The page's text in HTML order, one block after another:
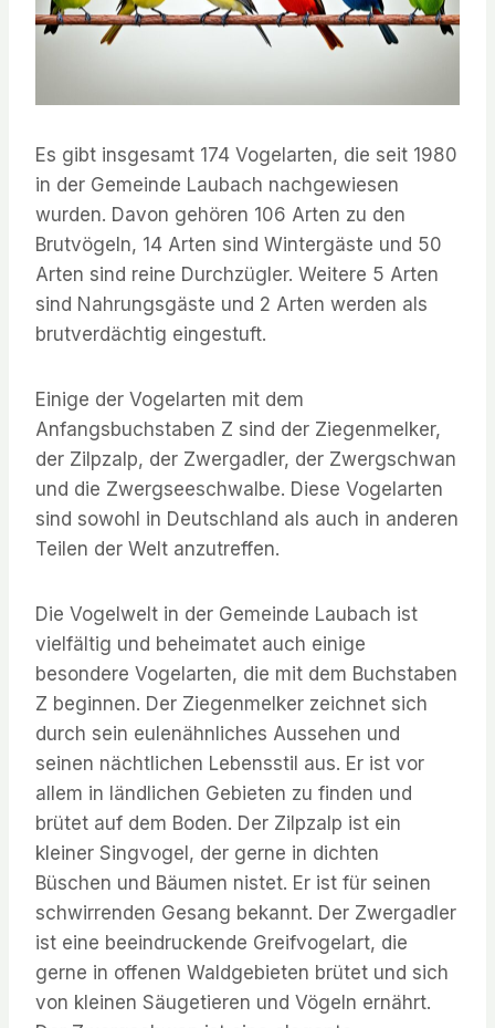
Es gibt insgesamt 174 Vogelarten, die seit 1980
in der Gemeinde Laubach nachgewiesen
wurden. Davon gehören 106 Arten zu den
Brutvögeln, 14 Arten sind Wintergäste und 50
Arten sind reine Durchzügler. Weitere 5 Arten
sind Nahrungsgäste und 2 Arten werden als
brutverdächtig eingestuft.
Einige der Vogelarten mit dem
Anfangsbuchstaben Z sind der Ziegenmelker,
der Zilpzalp, der Zwergadler, der Zwergschwan
und die Zwergseeschwalbe. Diese Vogelarten
sind sowohl in Deutschland als auch in anderen
Teilen der Welt anzutreffen.
Die Vogelwelt in der Gemeinde Laubach ist
vielfältig und beheimatet auch einige
besondere Vogelarten, die mit dem Buchstaben
Z beginnen. Der Ziegenmelker zeichnet sich
durch sein eulenähnliches Aussehen und
seinen nächtlichen Lebensstil aus. Er ist vor
allem in ländlichen Gebieten zu finden und
brütet auf dem Boden. Der Zilpzalp ist ein
kleiner Singvogel, der gerne in dichten
Büschen und Bäumen nistet. Er ist für seinen
schwirrenden Gesang bekannt. Der Zwergadler
ist eine beeindruckende Greifvogelart, die
gerne in offenen Waldgebieten brütet und sich
von kleinen Säugetieren und Vögeln ernährt.